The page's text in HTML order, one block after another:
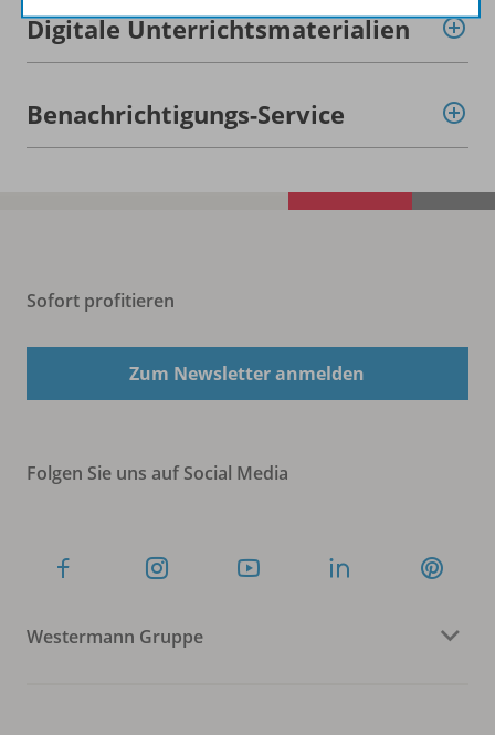
Digitale Unterrichtsmaterialien
Benachrichtigungs-Service
Sofort profitieren
Zum Newsletter anmelden
Folgen Sie uns auf Social Media
Westermann Gruppe